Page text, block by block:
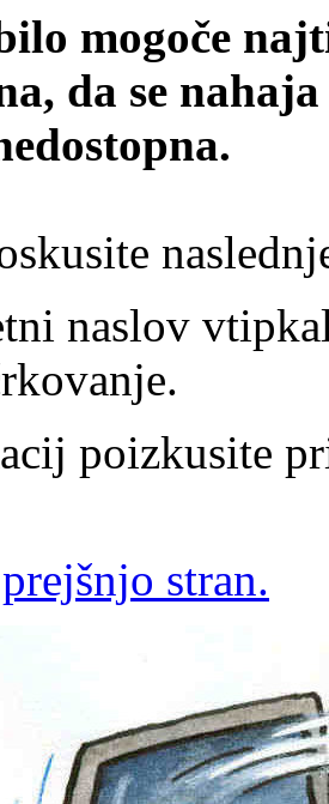
mogoče
da se
naslov
poizkusite
prejšnjo stran.